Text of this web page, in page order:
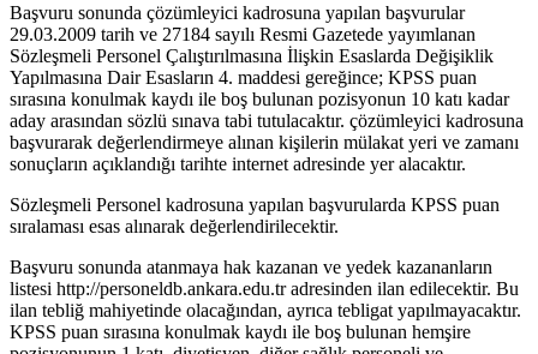
Başvuru sonunda çözümleyici kadrosuna yapılan başvurular
29.03.2009 tarih ve 27184 sayılı Resmi Gazetede yayımlanan
Sözleşmeli Personel Çalıştırılmasına İlişkin Esaslarda Değişiklik
Yapılmasına Dair Esasların 4. maddesi gereğince; KPSS puan
sırasına konulmak kaydı ile boş bulunan pozisyonun 10 katı kadar
aday arasından sözlü sınava tabi tutulacaktır. çözümleyici kadrosuna
başvurarak değerlendirmeye alınan kişilerin mülakat yeri ve zamanı
sonuçların açıklandığı tarihte internet adresinde yer alacaktır.
Sözleşmeli Personel kadrosuna yapılan başvurularda KPSS puan
sıralaması esas alınarak değerlendirilecektir.
Başvuru sonunda atanmaya hak kazanan ve yedek kazananların
listesi http://personeldb.ankara.edu.tr adresinden ilan edilecektir. Bu
ilan tebliğ mahiyetinde olacağından, ayrıca tebligat yapılmayacaktır.
KPSS puan sırasına konulmak kaydı ile boş bulunan hemşire